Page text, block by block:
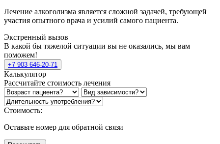
Лечение алкоголизма является сложной задачей, требующей
участия опытного врача и усилий самого пациента.
Экстренный вызов
В какой бы тяжелой ситуации вы не оказались, мы вам
поможем!
+7 903 646-20-71
Калькулятор
Рассчитайте стоимость лечения
Стоимость:
Оставьте номер для обратной связи